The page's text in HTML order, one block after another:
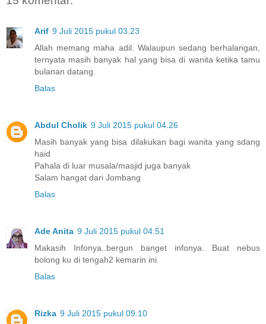
Arif 9 Juli 2015 pukul 03.23
Allah memang maha adil. Walaupun sedang berhalangan,
ternyata masih banyak hal yang bisa di wanita ketika tamu
bulanan datang.
Balas
Abdul Cholik 9 Juli 2015 pukul 04.26
Masih banyak yang bisa dilakukan bagi wanita yang sdang
haid
Pahala di luar musala/masjid juga banyak
Salam hangat dari Jombang
Balas
Ade Anita 9 Juli 2015 pukul 04.51
Makasih Infonya..bergun banget infonya. Buat nebus
bolong ku di tengah2 kemarin ini.
Balas
Rizka 9 Juli 2015 pukul 09.10